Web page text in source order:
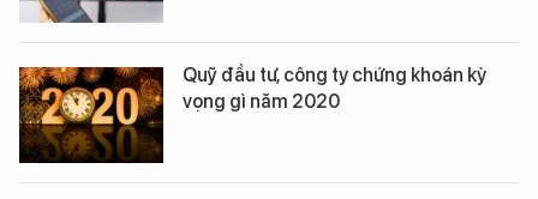
Quỹ đầu tư, công ty chứng khoán kỳ
vọng gì năm 2020